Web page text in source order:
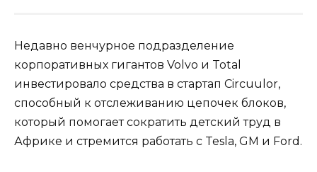
Недавно венчурное подразделение
корпоративных гигантов Volvo и Total
инвестировало средства в стартап Circuulor,
способный к отслеживанию цепочек блоков,
который помогает сократить детский труд в
Африке и стремится работать с Tesla, GM и Ford.